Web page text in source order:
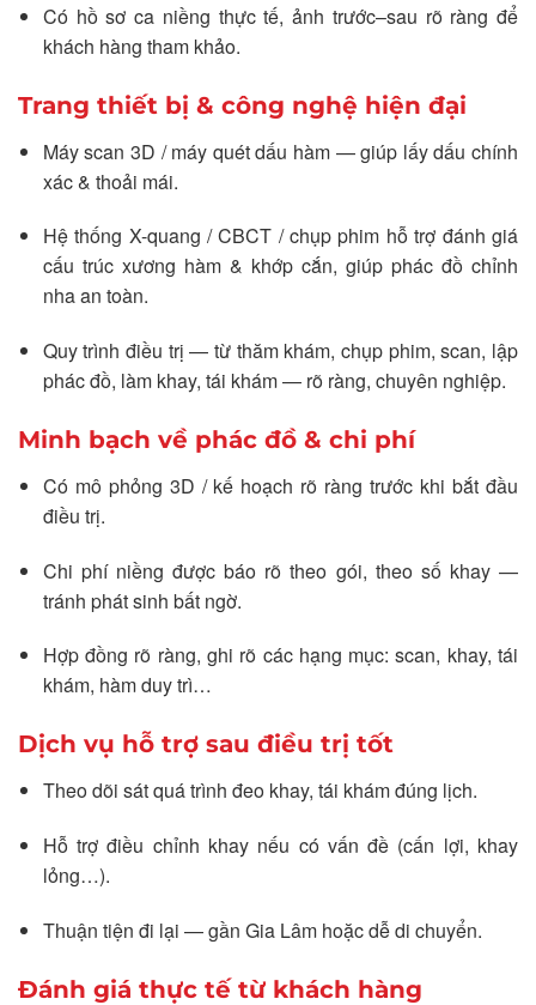
Có hồ sơ ca niềng thực tế, ảnh trước–sau rõ ràng để
khách hàng tham khảo.
Trang thiết bị & công nghệ hiện đại
Máy scan 3D / máy quét dấu hàm — giúp lấy dấu chính
xác & thoải mái.
Hệ thống X-quang / CBCT / chụp phim hỗ trợ đánh giá
cấu trúc xương hàm & khớp cắn, giúp phác đồ chỉnh
nha an toàn.
Quy trình điều trị — từ thăm khám, chụp phim, scan, lập
phác đồ, làm khay, tái khám — rõ ràng, chuyên nghiệp.
Minh bạch về phác đồ & chi phí
Có mô phỏng 3D / kế hoạch rõ ràng trước khi bắt đầu
điều trị.
Chi phí niềng được báo rõ theo gói, theo số khay —
tránh phát sinh bất ngờ.
Hợp đồng rõ ràng, ghi rõ các hạng mục: scan, khay, tái
khám, hàm duy trì…
Dịch vụ hỗ trợ sau điều trị tốt
Theo dõi sát quá trình đeo khay, tái khám đúng lịch.
Hỗ trợ điều chỉnh khay nếu có vấn đề (cấn lợi, khay
lỏng…).
Thuận tiện đi lại — gần Gia Lâm hoặc dễ di chuyển.
Đánh giá thực tế từ khách hàng